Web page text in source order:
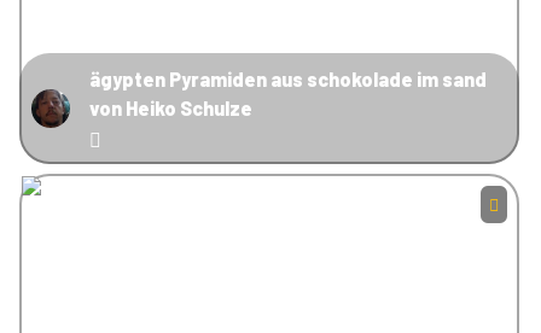
ägypten Pyramiden aus schokolade im sand
von Heiko Schulze